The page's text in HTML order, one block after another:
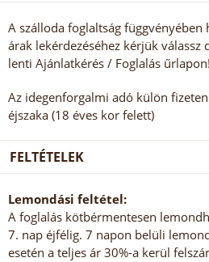
A szálloda foglaltság függvényében
árak lekérdezéséhez kérjük válassz
lenti Ajánlatkérés / Foglalás űrlapon!
Az idegenforgalmi adó külön
éjszaka (18 éves kor felett)
FELTÉTELEK
Lemondási feltétel:
A foglalás kötbérmentesen
7. nap éjfélig. 7 napon belüli
esetén a teljes ár 30%-a kerül